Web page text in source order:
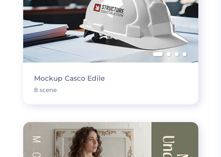
Mockup Casco Edile
8 scene